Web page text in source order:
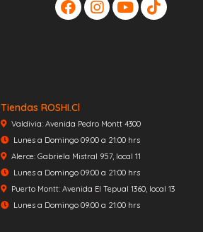
Tiendas ROSHI.cl
Valdivia: Avenida Pedro Montt 4300
Lunes a Domingo 09:00 a 21:00 hrs
Alerce: Gabriela Mistral 957, local 11
Lunes a Domingo 09:00 a 21:00 hrs
Puerto Montt: Avenida El Tepual 1360, local 13
Lunes a Domingo 09:00 a 21:00 hrs